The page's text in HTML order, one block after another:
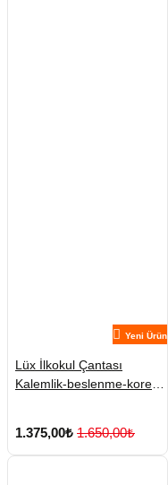
Yeni Ürün
Lüx İlkokul Çantası
Kalemlik-beslenme-kore
1.375,00₺ 1.650,00₺